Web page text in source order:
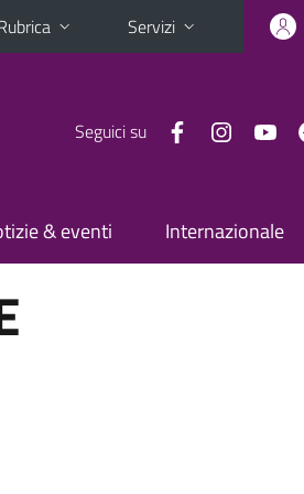
Servizi
Seguici su
& eventi Internazionale